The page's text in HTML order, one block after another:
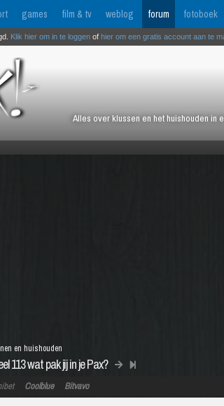
games film & tv weblog forum fotoboek
Alles over klussen en het huishouden in
Klik hier om in te loggen of hier om een gratis account aan te
113 wat pak jij in je Pax?
en huishouden
Coolblue Bitvavo